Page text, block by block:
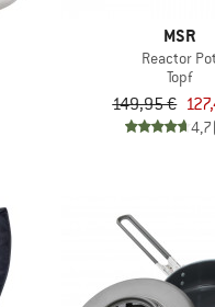
MSR
Reactor Pot
Topf
149,95 €
4,7